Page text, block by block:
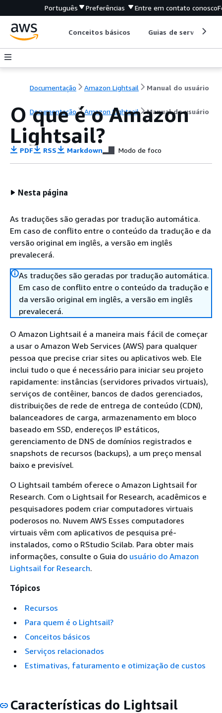
Português Preferências Entre em contato conosco
Conceitos básicos Guias de serviço
Documentação Amazon Lightsail Manual do usuário
Documentação Amazon Lightsail Manual do usuário
O que é o Amazon
Lightsail?
PDF RSS Markdown Modo de foco
Nesta página
As traduções são geradas por tradução automática.
Em caso de conflito entre o conteúdo da tradução e da
versão original em inglês, a versão em inglês
prevalecerá.
As traduções são geradas por tradução automática.
Em caso de conflito entre o conteúdo da tradução e
da versão original em inglês, a versão em inglês
prevalecerá.
O Amazon Lightsail é a maneira mais fácil de começar
a usar o Amazon Web Services (AWS) para qualquer
pessoa que precise criar sites ou aplicativos web. Ele
inclui tudo o que é necessário para iniciar seu projeto
rapidamente: instâncias (servidores privados virtuais),
serviços de contêiner, bancos de dados gerenciados,
distribuições de rede de entrega de conteúdo (CDN),
balanceadores de carga, armazenamento em bloco
baseado em SSD, endereços IP estáticos,
gerenciamento de DNS de domínios registrados e
snapshots de recursos (backups), a um preço mensal
baixo e previsível.
O Lightsail também oferece o Amazon Lightsail for
Research. Com o Lightsail for Research, acadêmicos e
pesquisadores podem criar computadores virtuais
poderosos no. Nuvem AWS Esses computadores
virtuais vêm com aplicativos de pesquisa pré-
instalados, como o RStudio Scilab. Para obter mais
informações, consulte o Guia do usuário do Amazon
Lightsail for Research.
Tópicos
Recursos
Para quem é o Lightsail?
Conceitos básicos
Serviços relacionados
Estimativas, faturamento e otimização de custos
Características do Lightsail